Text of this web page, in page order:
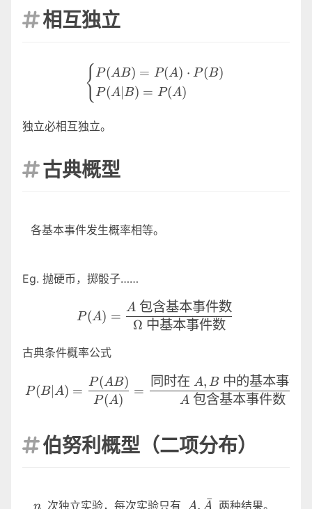
相互独立
\begin{cases}
{P (AB) = P(A) ⋅ P(B)
P (A ∣B) = P(A)
独立必相互独立。
古典概型
各基本事件发生概率相等。
Eg. 抛硬币，掷骰子……
P (A)=\frac {A 包含基本
P(A) =
Ω 中基本事件数
A 包含基本事件数
古典条件概率公式
P (B|A)=\frac {P
P(B∣ A) =
P (A)
P(AB)
=
A 包含基本事件数
同时在 A, B中的基本事件
伯努利概型（二项分布）
n
n 次独立实验，每次实验只有 A,\bar{A}
A, A
ˉ 两种结果。